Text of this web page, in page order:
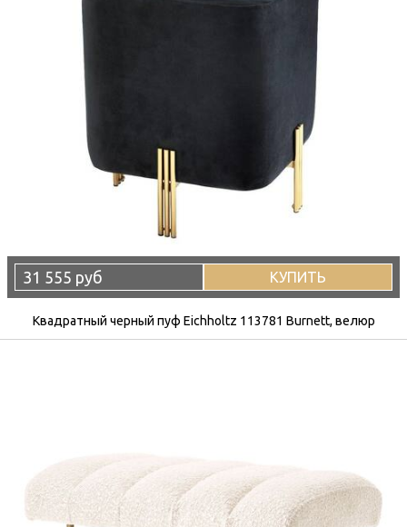
31 555 руб КУПИТЬ
Квадратный черный пуф Eichholtz 113781 Burnett, велюр